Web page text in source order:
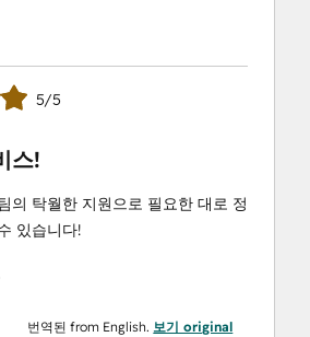
5/5
스!
의 탁월한 지원으로 필요한 대로 정
있습니다!
번역된 from English.보기 original